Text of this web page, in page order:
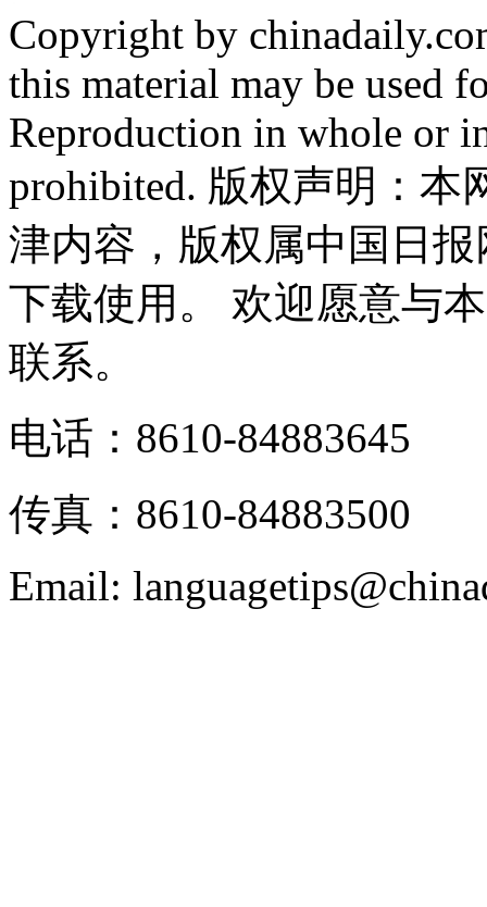
Copyright by
this material may be used
Reproduction in whole or
prohibited. 版权声明：
津内容，版权属中国日
下载使用。 欢迎愿意与
联系。
电话：8610-84883645
传真：8610-84883500
Email: